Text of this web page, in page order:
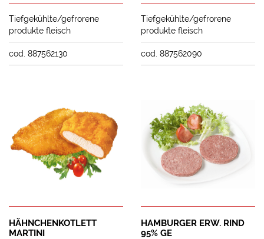
Tiefgekühlte/gefrorene
produkte fleisch
cod. 887562130
Tiefgekühlte/gefrorene
produkte fleisch
cod. 887562090
HÄHNCHENKOTLETT
MARTINI
HAMBURGER ERW. RIND
95% GE